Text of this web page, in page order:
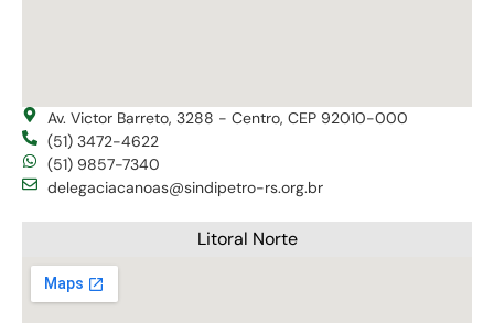
Av. Victor Barreto, 3288 - Centro, CEP 92010-000
(51) 3472-4622
(51) 9857-7340
delegaciacanoas@sindipetro-rs.org.br
Litoral Norte